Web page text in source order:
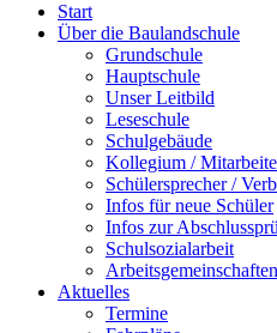
Start
Über die Baulandschule
Grundschule
Hauptschule
Unser Leitbild
Leseschule
Schulgebäude
Kollegium /
Schülersprecher /
Infos für neue Schüler
Infos zur
Schulsozialarbeit
Aktuelles
Termine